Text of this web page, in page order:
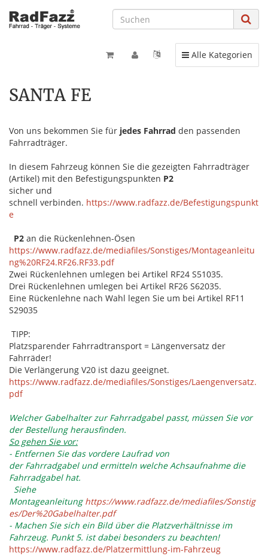
Toggle navigation
Alle Kategorien
SANTA FE
Von uns bekommen Sie für jedes Fahrrad den passenden
Fahrradträger.
In diesem Fahrzeug können Sie die gezeigten Fahrradträger
(Artikel) mit den Befestigungspunkten P2
sicher und
schnell verbinden. https://www.radfazz.de/Befestigungspunkt
e
P2 an die Rückenlehnen-Ösen
https://www.radfazz.de/mediafiles/Sonstiges/Montageanleitu
ng%20RF24.RF26.RF33.pdf
Zwei Rückenlehnen umlegen bei Artikel RF24 S51035.
Drei Rückenlehnen umlegen bei Artikel RF26 S62035.
Eine Rückenlehne nach Wahl legen Sie um bei Artikel RF11
S29035
TIPP:
Platzsparender Fahrradtransport = Längenversatz der
Fahrräder!
Die Verlängerung V20 ist dazu geeignet.
https://www.radfazz.de/mediafiles/Sonstiges/Laengenversatz.
pdf
Welcher Gabelhalter zur Fahrradgabel passt, müssen Sie vor
der Bestellung herausfinden.
So gehen Sie vor:
- Entfernen Sie das vordere Laufrad von
der Fahrradgabel und ermitteln welche Achsaufnahme die
Fahrradgabel hat.
Siehe
Montageanleitung https://www.radfazz.de/mediafiles/Sonstig
es/Der%20Gabelhalter.pdf
- Machen Sie sich ein Bild über die Platzverhältnisse im
Fahrzeug. Punkt 5. ist dabei besonders zu beachten!
https://www.radfazz.de/Platzermittlung-im-Fahrzeug